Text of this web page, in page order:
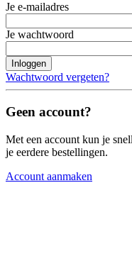
Je e-mailadres
Je wachtwoord
Inloggen
Wachtwoord vergeten?
Geen account?
Met een account kun je
je eerdere bestellingen.
Account aanmaken